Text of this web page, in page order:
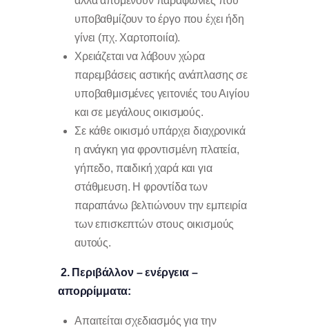
υποβαθμίζουν το έργο που έχει ήδη
γίνει (πχ. Χαρτοποιία).
Χρειάζεται να λάβουν χώρα
παρεμβάσεις αστικής ανάπλασης σε
υποβαθμισμένες γειτονιές του Αιγίου
και σε μεγάλους οικισμούς.
Σε κάθε οικισμό υπάρχει διαχρονικά
η ανάγκη για φροντισμένη πλατεία,
γήπεδο, παιδική χαρά και για
στάθμευση. Η φροντίδα των
παραπάνω βελτιώνουν την εμπειρία
των επισκεπτών στους οικισμούς
αυτούς.
2. Περιβάλλον – ενέργεια –
απορρίμματα:
Απαιτείται σχεδιασμός για την